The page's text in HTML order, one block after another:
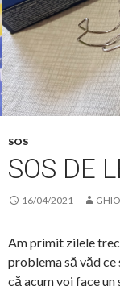
SOS
SOS DE
16/04/2021
Am primit zilele
problema să văd ce
că acum voi face